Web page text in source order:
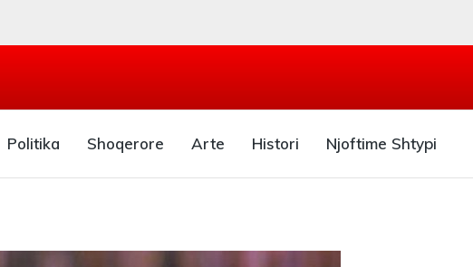
Politika Shoqerore Arte Histori Njoftime Shtypi